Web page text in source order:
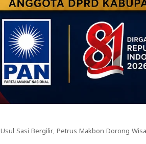
Usul Sasi Bergilir, Petrus Makbon Dorong